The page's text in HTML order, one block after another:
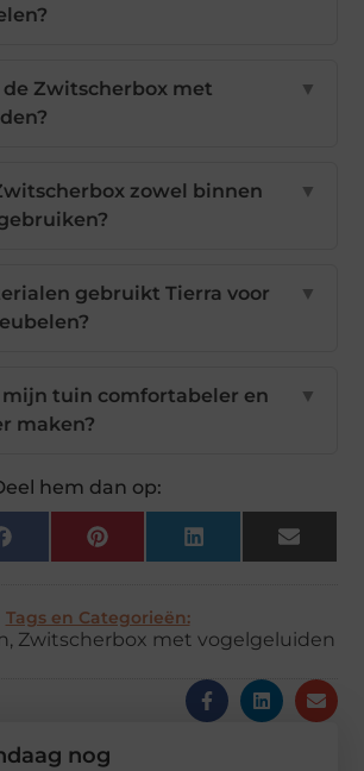
Zwitscherbox met
▼
zowel binnen
▼
gebruikt Tierra voor
▼
mijn tuin comfortabeler en
maken?
▼
hem dan op:
FacebookPinterestLinkedIn Email
Tags en Categorieën:
, Zwitscherbox met vogelgeluiden
nog